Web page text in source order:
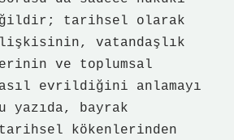
tarihsel olarak
vatandaşlık
ve toplumsal
evrildiğini anlamayı
bayrak
kökenlerinden